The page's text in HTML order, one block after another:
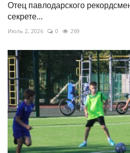
Отец павлодарского
секрете...
Июль 2, 2026 0 269